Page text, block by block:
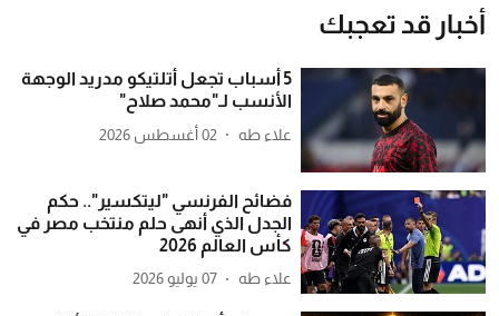
أخبار قد تعجبك
5 أسباب تجعل أتلتيكو مدريد الوجهة
الأنسب لـ"محمد صلاح"
علاء طه 02 أغسطس 2026
فضائح الفرنسي "ليتكسير".. حكم
الجدل الذي أنهى حلم منتخب مصر في
كأس العالم 2026
علاء طه 07 يوليو 2026